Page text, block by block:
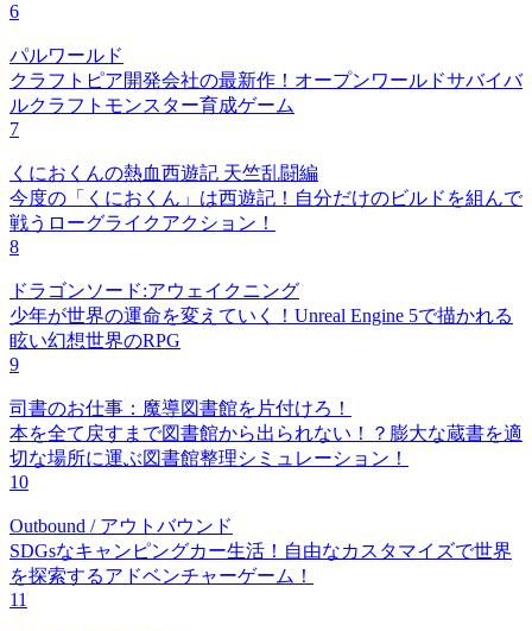
6
パルワールド
クラフトピア開発会社の最新作！オープンワールドサバイバ
ルクラフトモンスター育成ゲーム
7
くにおくんの熱血西遊記 天竺乱闘編
今度の「くにおくん」は西遊記！自分だけのビルドを組んで
戦うローグライクアクション！
8
ドラゴンソード:アウェイクニング
少年が世界の運命を変えていく！Unreal Engine 5で描かれる
眩い幻想世界のRPG
9
司書のお仕事：魔導図書館を片付けろ！
本を全て戻すまで図書館から出られない！？膨大な蔵書を適
切な場所に運ぶ図書館整理シミュレーション！
10
Outbound / アウトバウンド
SDGsなキャンピングカー生活！自由なカスタマイズで世界
を探索するアドベンチャーゲーム！
11